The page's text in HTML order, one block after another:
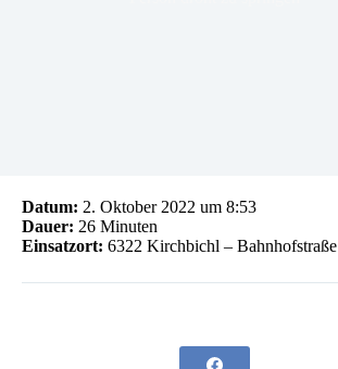
Datum: 2. Oktober 2022 um 8:53
Dauer: 26 Minuten
Einsatzort: 6322 Kirchbichl – Bahnhofstraße